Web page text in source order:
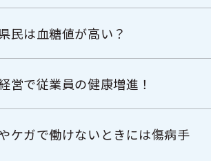
民は血糖値が高い？
営で従業員の健康増進！
ケガで働けないときには傷病手